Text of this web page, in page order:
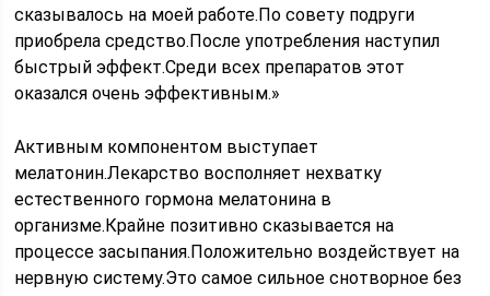
сказывалось на моей работе.По совету подруги
приобрела средство.После употребления наступил
быстрый эффект.Среди всех препаратов этот
оказался очень эффективным.»
Активным компонентом выступает
мелатонин.Лекарство восполняет нехватку
естественного гормона мелатонина в
организме.Крайне позитивно сказывается на
процессе засыпания.Положительно воздействует на
нервную систему.Это самое сильное снотворное без